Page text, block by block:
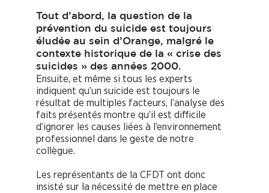
Tout d’abord, la question de la
prévention du suicide est toujours
éludée au sein d’Orange, malgré le
contexte historique de la « crise des
suicides » des années 2000.
Ensuite, et même si tous les experts
indiquent qu’un suicide est toujours le
résultat de multiples facteurs, l’analyse des
faits présentés montre qu’il est difficile
d’ignorer les causes liées à l’environnement
professionnel dans le geste de notre
collègue.
Les représentants de la CFDT ont donc
insisté sur la nécessité de mettre en place